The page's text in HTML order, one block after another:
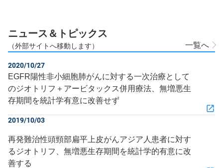
ニュース＆トピックス
（外部サイトへ移動します） 一覧へ
2020/10/27
EGFR陽性非小細胞肺がんに対する一次治療として
のジオトリフ＋アービタックス併用療法、無増悪生
存期間を統計学有意に改善せず
2019/10/03
再発難治性頭頸部扁平上皮がんアジア人患者に対す
るジオトリフ、無増悪生存期間を統計学的有意に改
善する